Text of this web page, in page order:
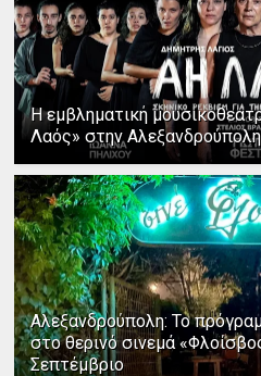
Η εμβληματική
Λαός» στην Αλεξανδρούπολη
Αλεξανδρούπολη: Το
στο θερινό σινεμά
Σεπτέμβριο